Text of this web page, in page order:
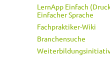
LernApp Einfach
Einfacher Sprache
Fachpraktiker-Wiki
Branchensuche